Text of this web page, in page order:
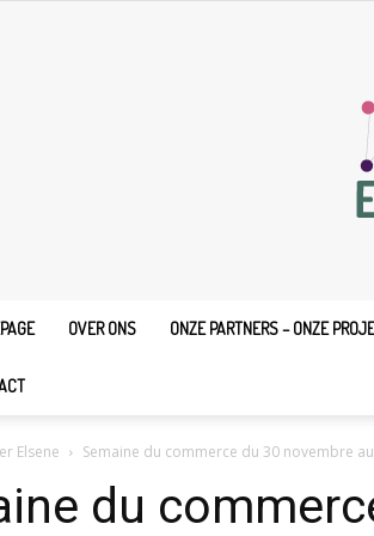
OVER ONS ONZE PARTNERS – ONZE
Elsene Semaine du commerce du 30 novembre
du